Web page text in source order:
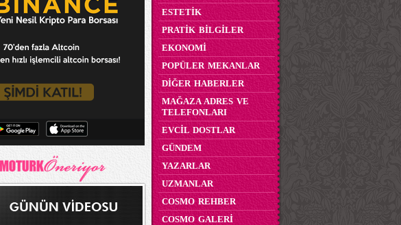
ESTETİK
PRATİK BİLGİLER
EKONOMİ
POPÜLER MEKANLAR
DİĞER HABERLER
MAĞAZA ADRES VE
TELEFONLARI
EVCİL DOSTLAR
GÜNDEM
YAZARLAR
UZMANLAR
COSMO REHBER
COSMO GALERİ